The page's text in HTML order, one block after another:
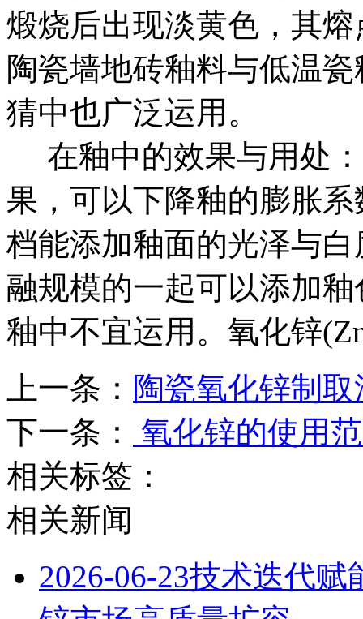
煅烧后出现淡黄色，其
陶瓷墙地砖釉料与低温
猜中也广泛运用。
在釉中的效果与用处
果，可以下降釉的膨胀
档能添加釉面的光泽与
融规模的一起可以添加
釉中不宜运用。氧化锌
上一条： 陶瓷氧化锌制取
下一条：
氧化锌的使用
相关标签：
相关新闻
2026-06-23技术迭代赋